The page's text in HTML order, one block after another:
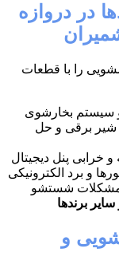
در دروازه
را با قطعات
و سیستم بخارشوی
شیر برقی و حل
خرابی پنل دیجیتال
و برد الکترونیکی
مشکلات شستشو
برندها
و